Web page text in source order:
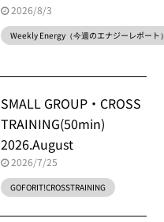
2026/8/3
Weekly Energy（今週のエナジーレポート）
SMALL GROUP・CROSS
TRAINING(50min)
2026.August
2026/7/25
GOFORIT!CROSSTRAINING